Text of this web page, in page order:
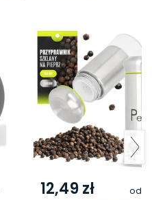
12,49 zł od